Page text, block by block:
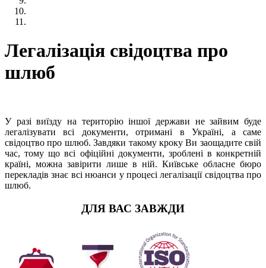
Легалізація свідоцтва про
шлюб
У разі виїзду на територію іншої держави не зайвим буде
легалізувати всі документи, отримані в Україні, а саме
свідоцтво про шлюб. Завдяки такому кроку Ви заощадите свій
час, тому що всі офіційні документи, зроблені в конкретній
країні, можна завірити лише в ній. Київське обласне бюро
перекладів знає всі нюанси у процесі легалізації свідоцтва про
шлюб.
ДЛЯ ВАС ЗАВЖДИ